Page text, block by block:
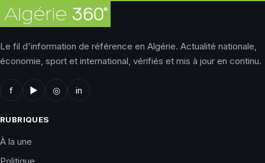
Le fil d'information de référence en Algérie. Actualité nationale,
économie, sport et international, vérifiés et mis à jour en continu.
f ▶ ◎ in
RUBRIQUES
À la une